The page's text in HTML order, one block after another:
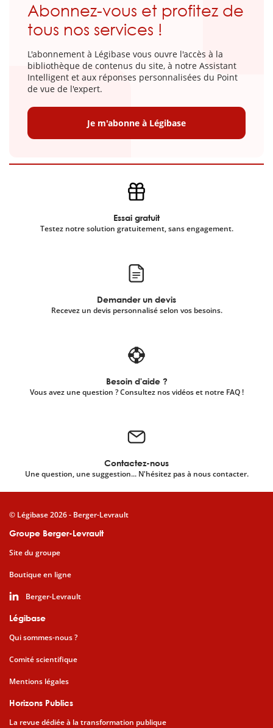
Abonnez-vous et profitez de
tous nos services !
L'abonnement à Légibase vous ouvre l'accès à la
bibliothèque de contenus du site, à notre Assistant
Intelligent et aux réponses personnalisées du Point
de vue de l'expert.
Je m'abonne à Légibase
Essai gratuit
Testez notre solution gratuitement, sans engagement.
Demander un devis
Recevez un devis personnalisé selon vos besoins.
Besoin d'aide ?
Vous avez une question ? Consultez nos vidéos et notre FAQ !
Contactez-nous
Une question, une suggestion... N'hésitez pas à nous contacter.
Groupe Berger-Levrault
Site du groupe
Boutique en ligne
Berger-Levrault
Légibase
Qui sommes-nous ?
Comité scientifique
Mentions légales
Horizons Publics
La revue dédiée à la transformation publique
© Légibase 2026 - Berger-Levrault